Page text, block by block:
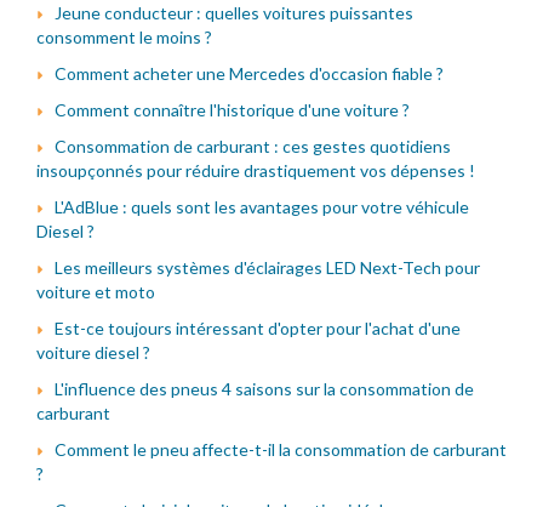
Jeune conducteur : quelles voitures puissantes
consomment le moins ?
Comment acheter une Mercedes d'occasion fiable ?
Comment connaître l'historique d'une voiture ?
Consommation de carburant : ces gestes quotidiens
insoupçonnés pour réduire drastiquement vos dépenses !
L'AdBlue : quels sont les avantages pour votre véhicule
Diesel ?
Les meilleurs systèmes d'éclairages LED Next-Tech pour
voiture et moto
Est-ce toujours intéressant d'opter pour l'achat d'une
voiture diesel ?
L'influence des pneus 4 saisons sur la consommation de
carburant
Comment le pneu affecte-t-il la consommation de carburant
?